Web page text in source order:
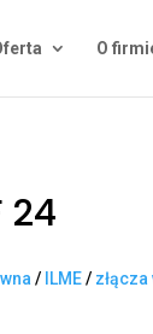
O
24
/ ILME/